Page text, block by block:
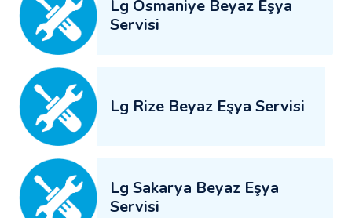
Lg Osmaniye Beyaz Eşya
Servisi
Lg Rize Beyaz Eşya Servisi
Lg Sakarya Beyaz Eşya
Servisi